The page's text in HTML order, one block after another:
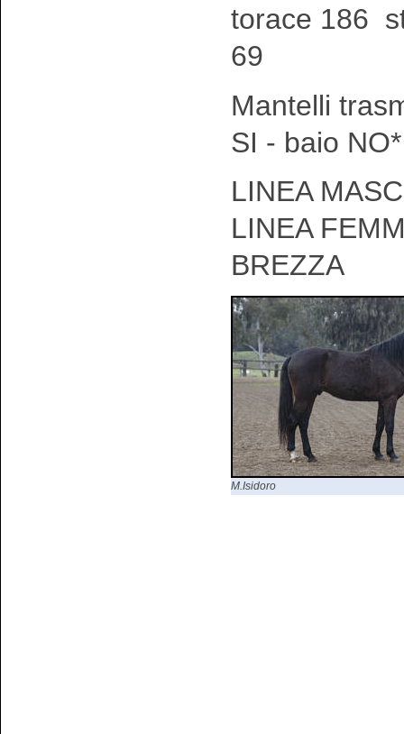
torace 186
69
Mantelli
SI - baio
LINEA
LINEA
BREZZA
M.Isidoro